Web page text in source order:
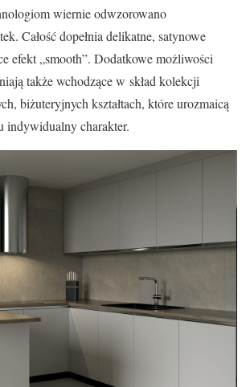
wiernie odwzorowano
Całość dopełnia delikatne, satynowe
efekt „smooth”. Dodatkowe możliwości
także wchodzące w skład kolekcji
biżuteryjnych kształtach, które urozmaicą
indywidualny charakter.